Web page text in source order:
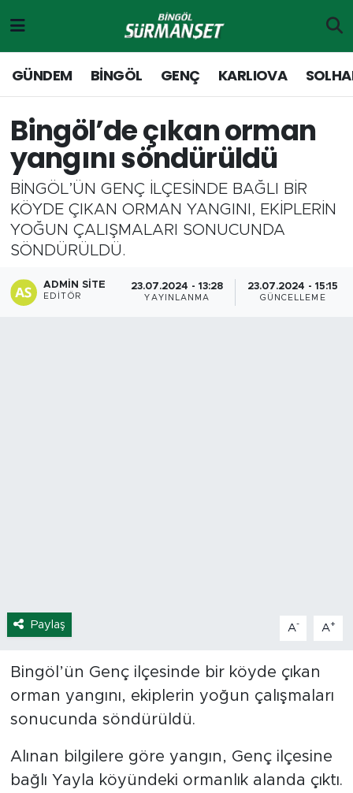
GÜNDEM BİNGÖL GENÇ KARLIOVA
Bingöl’de çıkan orman
yangını söndürüldü
BİNGÖL’ÜN GENÇ İLÇESİNDE BAĞLI BİR
KÖYDE ÇIKAN ORMAN YANGINI, EKİPLERİN
YOĞUN ÇALIŞMALARI SONUCUNDA
SÖNDÜRÜLDÜ.
ADMIN SITE
EDITÖR
23.07.2024 - 13:28
YAYINLANMA
23.07.2024 - 15:15
GÜNCELLEME
Paylaş A- A+
Bingöl’ün Genç ilçesinde bir köyde çıkan
orman yangını, ekiplerin yoğun çalışmaları
sonucunda söndürüldü.
Alınan bilgilere göre yangın, Genç ilçesine
bağlı Yayla köyündeki ormanlık alanda çıktı.
Genç
Solhan
Karlıova
Adaklı-Kiğı
MD Prestij Dergisi
Tavz Der
Bingöl Kaza Haberleri
Merkez Hava Durumu
Merkez Trafik Yoğunluk Haritası
Süper Lig Puan Durumu ve Fikstür
Tüm Manşetler
Haber Arşivi